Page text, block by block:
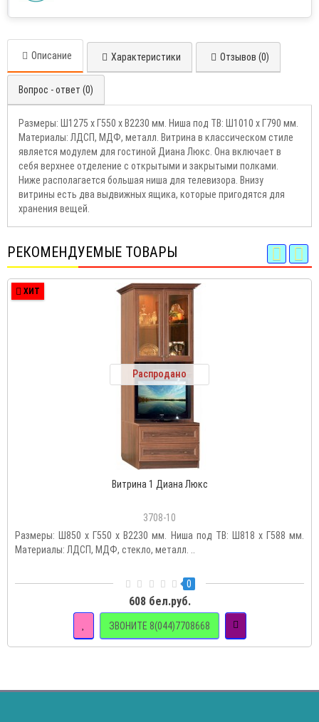
Описание Характеристики Отзывов (0)
Вопрос - ответ (0)
Размеры: Ш1275 х Г550 х В2230 мм. Ниша под ТВ: Ш1010 х Г790 мм.
Материалы: ЛДСП, МДФ, металл. Витрина в классическом стиле
является модулем для гостиной Диана Люкс. Она включает в
себя верхнее отделение с открытыми и закрытыми полками.
Ниже располагается большая ниша для телевизора. Внизу
витрины есть два выдвижных ящика, которые пригодятся для
хранения вещей.
РЕКОМЕНДУЕМЫЕ ТОВАРЫ
ХИТ
Распродано
Витрина 1 Диана Люкс
3708-10
Размеры: Ш850 х Г550 х В2230 мм. Ниша под ТВ: Ш818 х Г588 мм.
Материалы: ЛДСП, МДФ, стекло, металл. ..
0
608 бел.руб.
ЗВОНИТЕ 8(044)7708668